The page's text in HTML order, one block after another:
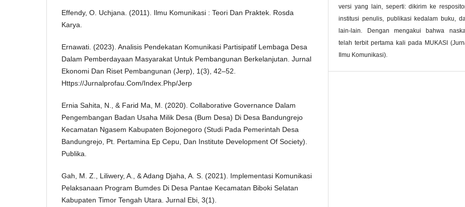
Effendy, O. Uchjana. (2011). Ilmu Komunikasi : Teori Dan Praktek. Rosda
Karya.
Ernawati. (2023). Analisis Pendekatan Komunikasi Partisipatif Lembaga Desa
Dalam Pemberdayaan Masyarakat Untuk Pembangunan Berkelanjutan. Jurnal
Ekonomi Dan Riset Pembangunan (Jerp), 1(3), 42–52.
Https://Jurnalprofau.Com/Index.Php/Jerp
Ernia Sahita, N., & Farid Ma, M. (2020). Collaborative Governance Dalam
Pengembangan Badan Usaha Milik Desa (Bum Desa) Di Desa Bandungrejo
Kecamatan Ngasem Kabupaten Bojonegoro (Studi Pada Pemerintah Desa
Bandungrejo, Pt. Pertamina Ep Cepu, Dan Institute Development Of Society).
Publika.
Gah, M. Z., Liliwery, A., & Adang Djaha, A. S. (2021). Implementasi Komunikasi
Pelaksanaan Program Bumdes Di Desa Pantae Kecamatan Biboki Selatan
Kabupaten Timor Tengah Utara. Jurnal Ebi, 3(1).
versi yang lain, seperti: dikirim ke
institusi penulis, publikasi kedalam buku,
lain-lain. Dengan mengakui bahwa
telah terbit pertama kali pada MUKASI
Ilmu Komunikasi).